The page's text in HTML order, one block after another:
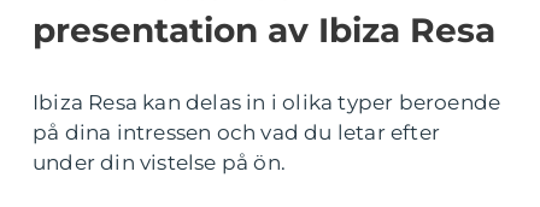
presentation av Ibiza Resa
Ibiza Resa kan delas in i olika typer beroende
på dina intressen och vad du letar efter
under din vistelse på ön.